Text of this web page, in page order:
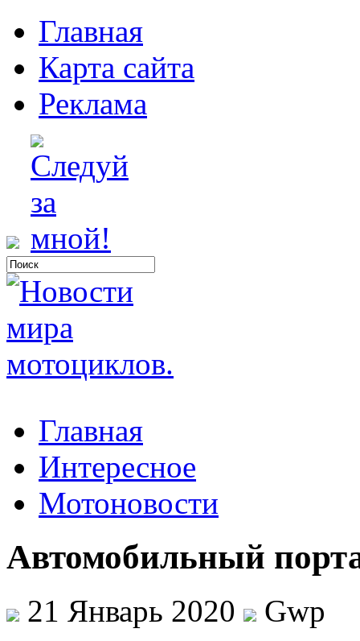
Главная
Карта сайта
Реклама
Главная
Интересное
Мотоновости
Автомобильный
21 Январь 2020
Gwp